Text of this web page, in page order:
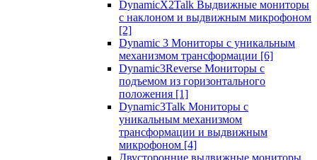
DynamicX2Talk Выдвижные мониторы
с наклоном и выдвижным микрофоном
[2]
Dynamic 3 Мониторы с уникальным
механизмом трансформации [6]
Dynamic3Reverse Мониторы с
подъемом из горизонтального
положения [1]
Dynamic3Talk Мониторы с
уникальным механизмом
трансформации и выдвижным
микрофоном [4]
Двусторонние выдвижные мониторы